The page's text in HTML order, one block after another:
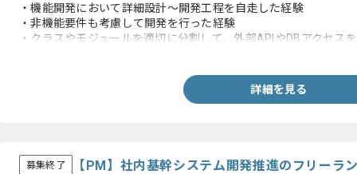
・機能開発において詳細設計～開発工程を自走した経験
・非機能要件も考慮して開発を行った経験
・クラスやモジュールを適切に分割して、外部APIやDBアクセス
詳細を見る
募集終了 【PM】社内基幹システム開発推進のフリーラ